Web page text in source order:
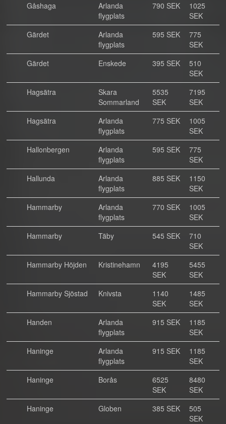
Gåshaga
Arlanda
flygplats
790 SEK
1025
SEK
Gärdet
Arlanda
flygplats
595 SEK
775
SEK
Gärdet
Enskede 395 SEK
510
SEK
Hagsätra
Skara
Sommarland
5535
SEK
7195
SEK
Hagsätra
Arlanda
flygplats
775 SEK
1005
SEK
Hallonbergen
Arlanda
flygplats
595 SEK
775
SEK
Hallunda
Arlanda
flygplats
885 SEK
1150
SEK
Hammarby
Arlanda
flygplats
770 SEK
1005
SEK
Hammarby
Täby 545 SEK
710
SEK
Hammarby Höjden
Kristinehamn
4195
SEK
5455
SEK
Hammarby Sjöstad
Knivsta
1140
SEK
1485
SEK
Handen
Arlanda
flygplats
915 SEK
1185
SEK
Haninge
Arlanda
flygplats
915 SEK
1185
SEK
Haninge
Borås
6525
SEK
8480
SEK
Haninge
Globen 385 SEK
505
SEK